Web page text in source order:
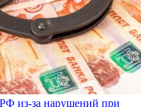
из-за нарушений при